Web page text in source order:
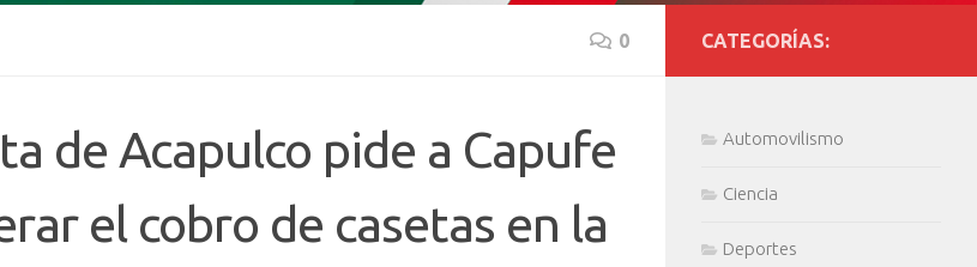
0
de Acapulco pide a Capufe
el cobro de casetas en la
CATEGORÍAS:
Automovilismo
Ciencia
Deportes